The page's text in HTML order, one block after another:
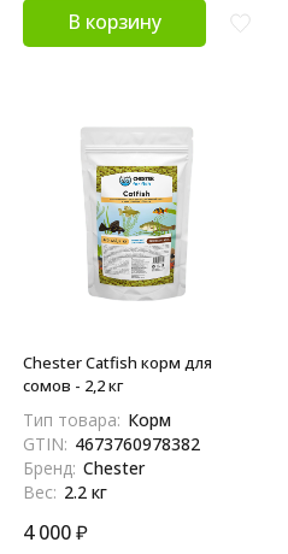
В корзину
Chester Catfish корм для
сомов - 2,2 кг
Тип товара: Корм
GTIN: 4673760978382
Бренд: Chester
Вес: 2.2 кг
4 000₽